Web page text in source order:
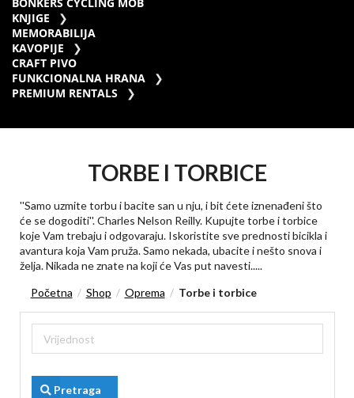
BONKERS CYCLING MOB
KNJIGE
MEMORABILIJA
KAVOPIJE
CRAFT PIVO
FUNKCIONALNA HRANA
PREMIUM RENTALS
TORBE I TORBICE
''Samo uzmite torbu i bacite san u nju, i bit ćete iznenađeni što
će se dogoditi''. Charles Nelson Reilly. Kupujte torbe i torbice
koje Vam trebaju i odgovaraju. Iskoristite sve prednosti bicikla i
avantura koja Vam pruža. Samo nekada, ubacite i nešto snova i
želja. Nikada ne znate na koji će Vas put navesti.....
Početna / Shop / Oprema / Torbe i torbice
Pretraga